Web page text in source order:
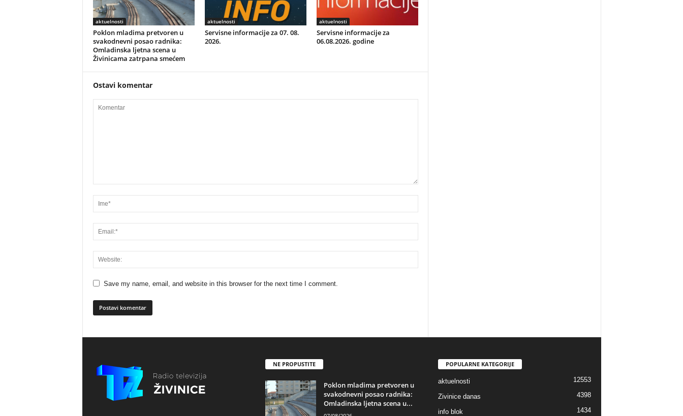
aktuelnosti
Poklon mladima pretvoren u
svakodnevni posao radnika:
Omladinska ljetna scena u
Živinicama zatrpana smećem
aktuelnosti
Servisne informacije za 07. 08.
2026.
aktuelnosti
Servisne informacije za
06.08.2026. godine
Ostavi komentar
Save my name, email, and website in this browser for the next time I comment.
NE PROPUSTITE
Poklon mladima pretvoren u
svakodnevni posao radnika:
Omladinska ljetna scena u...
POPULARNE KATEGORIJE
aktuelnosti 12553
Zivinice danas 4398
info blok 1434